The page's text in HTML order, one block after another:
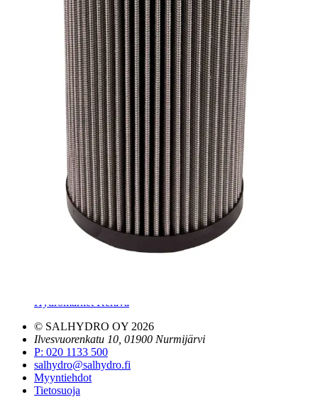
Avoimet työpaikat
Ympäristöpolitiikka
Messut ja tapahtumat
Laskutustiedot
Tilinavaushakemus
Jälleenmyyjät
Yhteystiedot
Pääkonttori ja logistiikkakeskus
Salhydro Nurmijärvi
Salhydro Tampere
Salhydro Jyväskylä
Salhydro Kuopio
Salhydro Oulu
Salhydro Turku
Hydromarket Kerava
© SALHYDRO OY 2026
Ilvesvuorenkatu 10, 01900 Nurmijärvi
P: 020 1133 500
salhydro@salhydro.fi
Myyntiehdot
Tietosuoja